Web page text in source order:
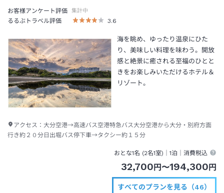
お客様アンケート評価
集計中
るるぶトラベル評価 3.6
海を眺め、ゆったり温泉にひた
り、美味しい料理を味わう。開放
感と絶景に癒される至福のひとと
きをお楽しみいただけるホテル＆
リゾート。
アクセス： 大分空港→高速バス空港特急バス大分空港から大分・別府方面
行き約２０分日出堀バス停下車→タクシー約１５分
おとな1名 (2名1室)｜1泊 ｜消費税込
32,700円〜194,300円
すべてのプランを見る（46）